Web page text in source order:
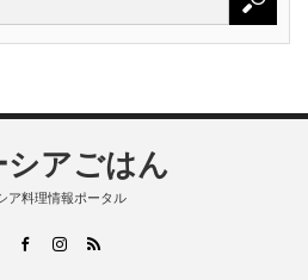
シアごはん
ア料理情報ポータル
FacebookInstagram